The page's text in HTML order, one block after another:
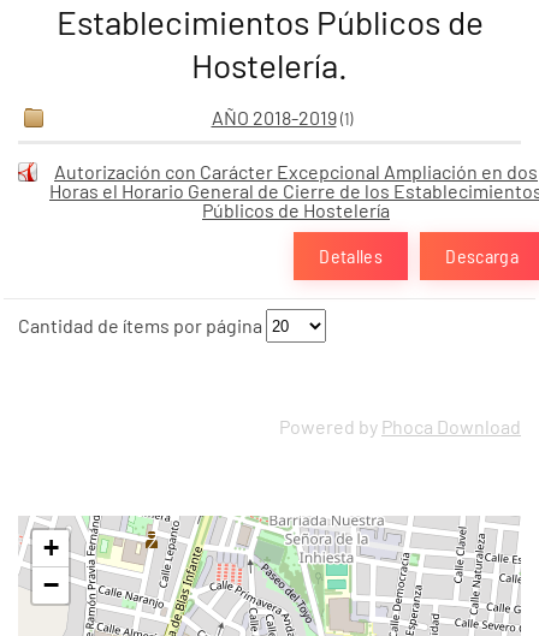
Establecimientos Públicos de
Hostelería.
AÑO 2018-2019 (1)
Autorización con Carácter Excepcional Ampliación en dos
Horas el Horario General de Cierre de los
Públicos de Hostelería
Descarga
Detalles
Cantidad de ítems por página
Powered by Phoca Download
+
−